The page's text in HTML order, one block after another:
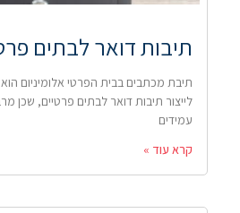
תיבות דואר לבתים
תיבת מכתבים בבית הפרטי אלומיניום
לייצור תיבות דואר לבתים פרטיים, שכן
עמידים
קרא עוד »